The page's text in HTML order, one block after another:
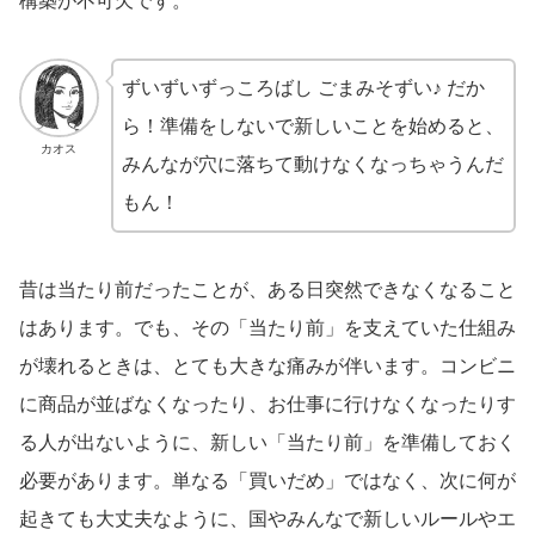
カオス
ずいずいずっころばし ごまみそずい♪ だか
ら！準備をしないで新しいことを始めると、
みんなが穴に落ちて動けなくなっちゃうんだ
もん！
昔は当たり前だったことが、ある日突然できなくなること
はあります。でも、その「当たり前」を支えていた仕組み
が壊れるときは、とても大きな痛みが伴います。コンビニ
に商品が並ばなくなったり、お仕事に行けなくなったりす
る人が出ないように、新しい「当たり前」を準備しておく
必要があります。単なる「買いだめ」ではなく、次に何が
起きても大丈夫なように、国やみんなで新しいルールやエ